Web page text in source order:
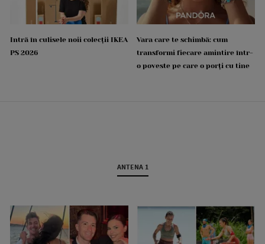
Intră în culisele noii colecții IKEA
PS 2026
Vara care te schimbă: cum
transformi fiecare amintire într-
o poveste pe care o porți cu tine
ANTENA 1